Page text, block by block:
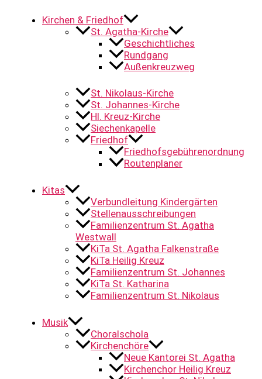
Kirchen & Friedhof
St. Agatha-Kirche
Geschichtliches
Rundgang
Außenkreuzweg
St. Nikolaus-Kirche
St. Johannes-Kirche
Hl. Kreuz-Kirche
Siechenkapelle
Friedhof
Friedhofsgebührenordnung
Routenplaner
Kitas
Verbundleitung Kindergärten
Stellenausschreibungen
Familienzentrum St. Agatha
Westwall
KiTa St. Agatha Falkenstraße
KiTa Heilig Kreuz
Familienzentrum St. Johannes
KiTa St. Katharina
Familienzentrum St. Nikolaus
Musik
Choralschola
Kirchenchöre
Neue Kantorei St. Agatha
Kirchenchor Heilig Kreuz